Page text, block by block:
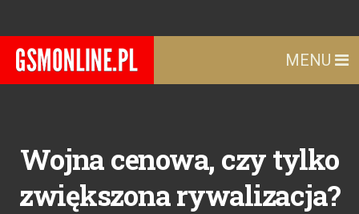
MENU
Wojna cenowa, czy tylko
zwiększona rywalizacja?